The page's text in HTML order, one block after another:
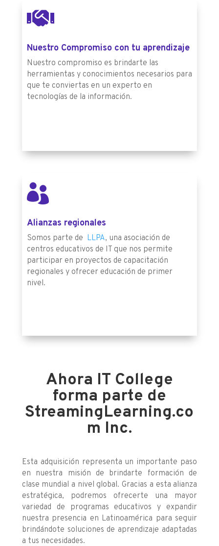

Nuestro Compromiso con tu aprendizaje
Nuestro compromiso es brindarte las
herramientas y conocimientos necesarios para
que te conviertas en un experto en
tecnologías de la información.

Alianzas regionales
Somos parte de LLPA, una asociación de
centros educativos de IT que nos permite
participar en proyectos de capacitación
regionales y ofrecer educación de primer
nivel.
Ahora IT College
forma parte de
StreamingLearning.co
m Inc.
Esta adquisición representa un importante paso
en nuestra misión de brindarte formación de
clase mundial a nivel global. Gracias a esta alianza
estratégica, podremos ofrecerte una mayor
variedad de programas educativos y expandir
nuestra presencia en Latinoamérica para seguir
brindándote soluciones de aprendizaje adaptadas
a tus necesidades.